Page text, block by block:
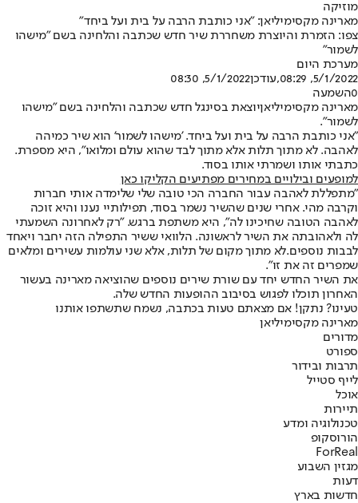
מוזיקה
מארינה מקסימיליאן: "אני כותבת הרבה על בית ועל ביחד"
צפו: הזמרת והיוצרת משחררת שיר חדש שכתבה והלחינה בשם "מישהו
לשמור"
מערכת היום
5/1/2022, 08:29
,עודכן5/1/2022, 08:30
0השמעה
מארינה מקסימיליאןיוצאת בסינגל חדש שכתבה והלחינה בשם "מישהו
לשמור".
"אני כותבת הרבה על בית ועל ביחד. 'מישהו לשמור' הוא שיר כמיהה
לאהבה. לא מתוך תלות אלא מתוך לבד שהוא עולם ומלואו", היא מספרת.
כתבתי אותו ושמרתי אותו בסוד.
למופעים ובילויים במחירים מפתיעים הקליקו כאן
"מתפללת לאהבה עבור החברה הכי טובה שלי שלימדה אותי חברות
וקרבה מהי. אחרי שנים שהשיר נשמר בסוד, תפילותיי נענו והיא זוכה
לאהבה הטובה שחיכינו לה", היא משתפת ברגש. "רק לאחרונה השמעתי
לה ולאהובתה את השיר לראשונה. הלוואי ששיר התפילה הזה יחבר ויאחד
לבבות נוספים.לא מתוך מקום של תלות, אלא שני עולמות עשירים ומלאים
שמפרים זה את זו".
את השיר החדש יחד עם שורת שירים נוספים שהוציאה מארינה בעשור
האחרון תוכלו לפגוש בסיבוב ההופעות החדש שלה.
טעינו? נתקן! אם מצאתם טעות בכתבה, נשמח שתשתפו אותנו
מארינה מקסימיליאן
מדורים
ספורט
תרבות ובידור
לייף סטייל
אוכל
תיירות
טכנולוגיה ומדע
הורוסקופ
ForReal
מגזין השבוע
דעות
חדשות בארץ